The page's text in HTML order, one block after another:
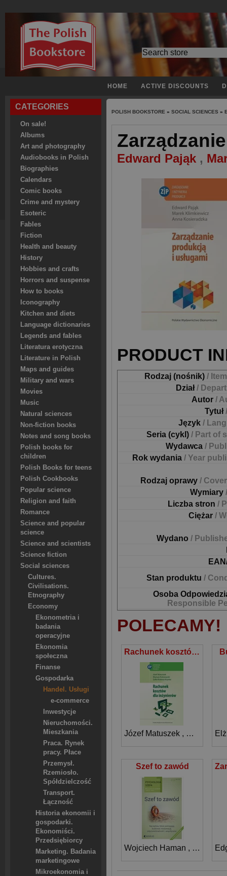
HOME ACTIVE DISCOUNTS
CATEGORIES
On sale!
Albums
Art and photography
Audiobooks in Polish
Biographies
Calendars
Comic books
Crime and mystery
Esoteric
Fables
Fiction
Health and beauty
History
Hobbies and crafts
Horrors and suspense
How to books
Iconography
Kitchen and diets
Language dictionaries
Legends and fables
Literatura erotyczna
Literature in Polish
Maps and guides
Military and wars
Movies
Music
Natural sciences
Non-fiction books
Notes and song books
Polish books for
children
Polish Books for teens
Polish Cookbooks
Popular science
Religion and faith
Romance
Science and popular
science
Science and scientists
Science fiction
Social sciences
Cultures.
Civilisations.
Etnography
Economy
Ekonometria i
badania
operacyjne
Ekonomia
społeczna
Finanse
Gospodarka
Handel. Usługi
e-commerce
Inwestycje
Nieruchomości.
Mieszkania
Praca. Rynek
pracy. Płace
Przemysł.
Rzemiosło.
Spółdzielczość
Transport.
Łączność
Historia ekonomii i
gospodarki.
Ekonomiści.
Przedsiębiorcy
Marketing. Badania
marketingowe
Mikroekonomia i
POLISH BOOKSTORE » SOCIAL SCIENCES »
Edward Pająk ,
PRODUCT
Rodzaj (nośnik) /
Dział/
Autor /
Tytuł
Język /
Seria (cykl) / Part of
Wydawca /
Rok wydania / Year
Rodzaj oprawy /
Wymiary
Liczba stron /
Ciężar /
Wydano /
Stan produktu /
Osoba
Responsible
POLECAMY!
Rachunek kosztów dla inżynierów
Józef Matuszek , Zofia
Szef to zawód
Wojciech Haman , Jerzy Gu